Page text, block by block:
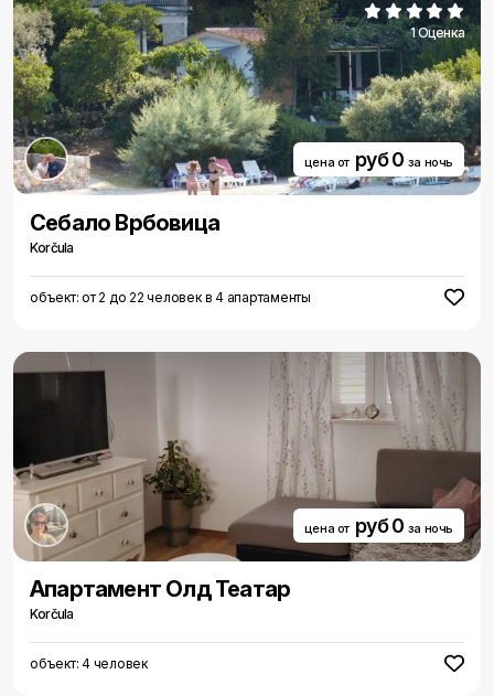
1 Оценка
цена от руб 0 за ночь
Cебало Врбовица
Korčula
объект: от 2 до 22 человек в 4 апартаменты
цена от руб 0 за ночь
Aпартамент Олд Театар
Korčula
объект: 4 человек